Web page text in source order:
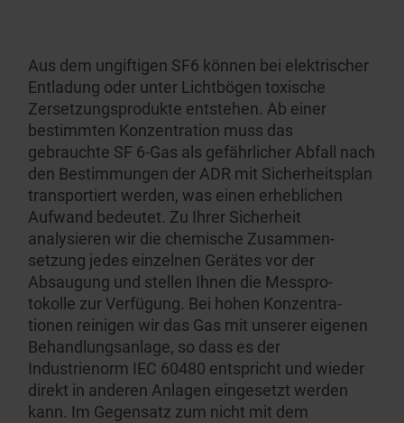
Aus dem ungiftigen SF6 können bei elektrischer
Entladung oder unter Lichtbögen toxische
Zerset­zungs­produkte entstehen. Ab einer
bestimmten Konzen­tration muss das
gebrauchte SF 6-Gas als gefähr­licher Abfall nach
den Bestim­mungen der ADR mit Sicher­heitsplan
transportiert werden, was einen erheblichen
Aufwand bedeutet. Zu Ihrer Sicherheit
analysieren wir die chemische Zusammen­
setzung jedes einzelnen Gerätes vor der
Absaugung und stellen Ihnen die Messpro­
tokolle zur Verfügung. Bei hohen Konzen­tra­
tionen reinigen wir das Gas mit unserer eigenen
Behand­lungs­anlage, so dass es der
Industrienorm IEC 60480 entspricht und wieder
direkt in anderen Anlagen eingesetzt werden
kann. Im Gegensatz zum nicht mit dem